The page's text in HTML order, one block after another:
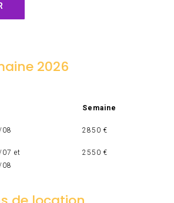
2026
Semaine
2850 €
et
2550 €